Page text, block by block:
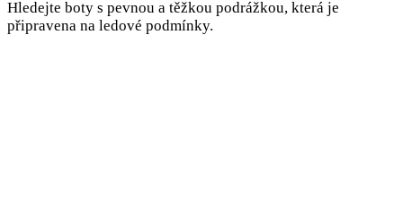
Hledejte boty s pevnou a těžkou podrážkou, která je
připravena na ledové podmínky.